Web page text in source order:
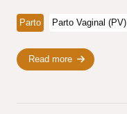
Parto Parto Vaginal (PV)
Read more